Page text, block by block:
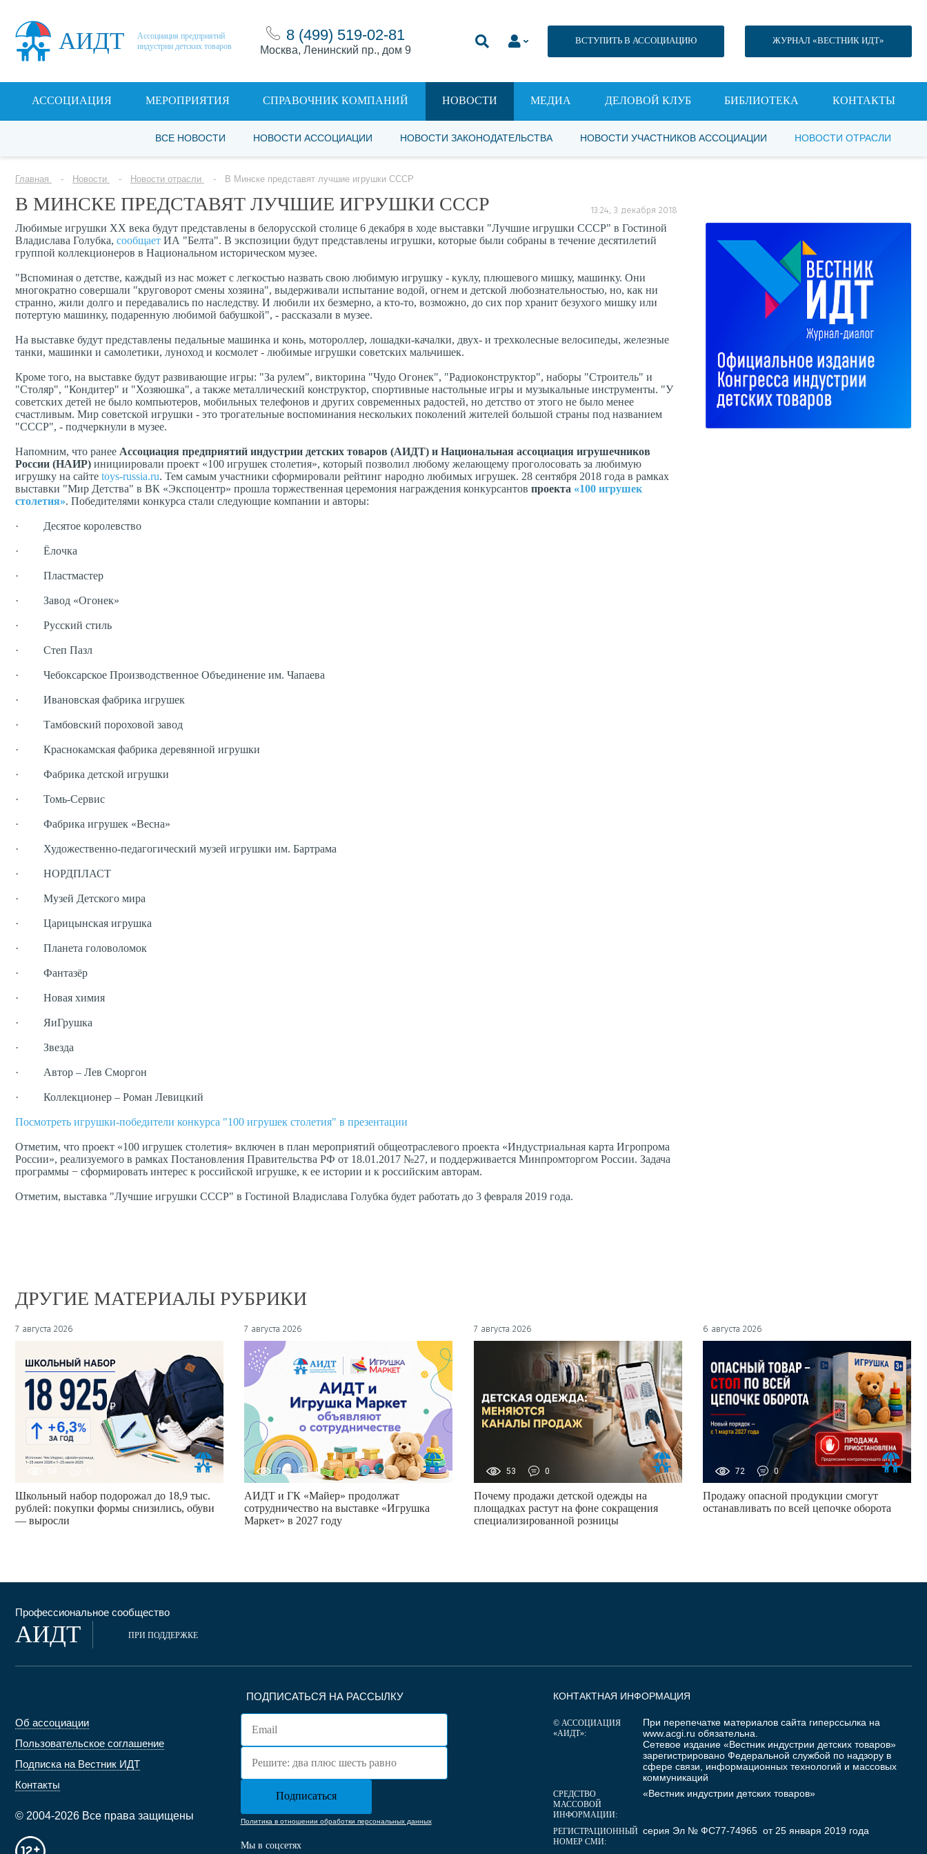
АИДТ
Ассоциация предприятий
индустрии детских товаров
8 (499) 519-02-81
Москва, Ленинский пр., дом 9
ВСТУПИТЬ В АССОЦИАЦИЮ ЖУРНАЛ «ВЕСТНИК ИДТ»
АССОЦИАЦИЯ МЕРОПРИЯТИЯ СПРАВОЧНИК КОМПАНИЙ НОВОСТИ МЕДИА ДЕЛОВОЙ КЛУБ БИБЛИОТЕКА КОНТАКТЫ
ВСЕ НОВОСТИ НОВОСТИ АССОЦИАЦИИ НОВОСТИ ЗАКОНОДАТЕЛЬСТВА НОВОСТИ УЧАСТНИКОВ АССОЦИАЦИИ НОВОСТИ ОТРАСЛИ
Главная Новости Новости отрасли В Минске представят лучшие игрушки СССР
В МИНСКЕ ПРЕДСТАВЯТ ЛУЧШИЕ ИГРУШКИ СССР 13:24, 3 декабря 2018
Любимые игрушки XX века будут представлены в белорусской столице 6 декабря в ходе выставки "Лучшие игрушки СССР" в Гостиной
Владислава Голубка, сообщает ИА "Белта". В экспозиции будут представлены игрушки, которые были собраны в течение десятилетий
группой коллекционеров в Национальном историческом музее.
"Вспоминая о детстве, каждый из нас может с легкостью назвать свою любимую игрушку - куклу, плюшевого мишку, машинку. Они
многократно совершали "круговорот смены хозяина", выдерживали испытание водой, огнем и детской любознательностью, но, как ни
странно, жили долго и передавались по наследству. И любили их безмерно, а кто-то, возможно, до сих пор хранит безухого мишку или
потертую машинку, подаренную любимой бабушкой", - рассказали в музее.
На выставке будут представлены педальные машинка и конь, мотороллер, лошадки-качалки, двух- и трехколесные велосипеды, железные
танки, машинки и самолетики, луноход и космолет - любимые игрушки советских мальчишек.
Кроме того, на выставке будут развивающие игры: "За рулем", викторина "Чудо Огонек", "Радиоконструктор", наборы "Строитель" и
"Столяр", "Кондитер" и "Хозяюшка", а также металлический конструктор, спортивные настольные игры и музыкальные инструменты. "У
советских детей не было компьютеров, мобильных телефонов и других современных радостей, но детство от этого не было менее
счастливым. Мир советской игрушки - это трогательные воспоминания нескольких поколений жителей большой страны под названием
"СССР", - подчеркнули в музее.
Напомним, что ранее Ассоциация предприятий индустрии детских товаров (АИДТ) и Национальная ассоциация игрушечников
России (НАИР) инициировали проект «100 игрушек столетия», который позволил любому желающему проголосовать за любимую
игрушку на сайте toys-russia.ru. Тем самым участники сформировали рейтинг народно любимых игрушек. 28 сентября 2018 года в рамках
выставки "Мир Детства" в ВК «Экспоцентр» прошла торжественная церемония награждения конкурсантов проекта «100 игрушек
столетия». Победителями конкурса стали следующие компании и авторы:
· Десятое королевство
· Ёлочка
· Пластмастер
· Завод «Огонек»
· Русский стиль
· Степ Пазл
· Чебоксарское Производственное Объединение им. Чапаева
· Ивановская фабрика игрушек
· Тамбовский пороховой завод
· Краснокамская фабрика деревянной игрушки
· Фабрика детской игрушки
· Томь-Сервис
· Фабрика игрушек «Весна»
· Художественно-педагогический музей игрушки им. Бартрама
· НОРДПЛАСТ
· Музей Детского мира
· Царицынская игрушка
· Планета головоломок
· Фантазёр
· Новая химия
· ЯиГрушка
· Звезда
· Автор – Лев Сморгон
· Коллекционер – Роман Левицкий
Посмотреть игрушки-победители конкурса "100 игрушек столетия" в презентации
Отметим, что проект «100 игрушек столетия» включен в план мероприятий общеотраслевого проекта «Индустриальная карта Игропрома
России», реализуемого в рамках Постановления Правительства РФ от 18.01.2017 №27, и поддерживается Минпромторгом России. Задача
программы − сформировать интерес к российской игрушке, к ее истории и к российским авторам.
Отметим, выставка "Лучшие игрушки СССР" в Гостиной Владислава Голубка будет работать до 3 февраля 2019 года.
ДРУГИЕ МАТЕРИАЛЫ РУБРИКИ
7 августа 2026
Школьный набор подорожал до 18,9 тыс.
рублей: покупки формы снизились, обуви
— выросли
7 августа 2026
76 0
АИДТ и ГК «Майер» продолжат
сотрудничество на выставке «Игрушка
Маркет» в 2027 году
7 августа 2026
53 0
Почему продажи детской одежды на
площадках растут на фоне сокращения
специализированной розницы
6 августа 2026
72 0
Продажу опасной продукции смогут
останавливать по всей цепочке оборота
Профессиональное сообщество
АИДТ ПРИ ПОДДЕРЖКЕ
Об ассоциации
Пользовательское соглашение
Подписка на Вестник ИДТ
Контакты
© 2004-2026 Все права защищены
ПОДПИСАТЬСЯ НА РАССЫЛКУ
Политика в отношении обработки персональных данных
Мы в соцсетях
КОНТАКТНАЯ ИНФОРМАЦИЯ
© АССОЦИАЦИЯ
«АИДТ»:
При перепечатке материалов сайта гиперссылка на
www.acgi.ru обязательна.
Сетевое издание «Вестник индустрии детских товаров»
зарегистрировано Федеральной службой по надзору в
сфере связи, информационных технологий и массовых
коммуникаций
СРЕДСТВО
МАССОВОЙ
ИНФОРМАЦИИ:
«Вестник индустрии детских товаров»
РЕГИСТРАЦИОННЫЙ
НОМЕР СМИ:
серия Эл № ФС77-74965 от 25 января 2019 года